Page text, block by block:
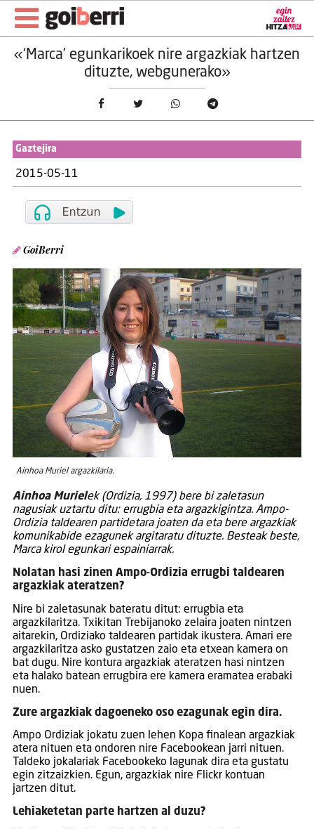
«‘Marca’ egunkarikoek nire argazkiak hartzen
dituzte, webgunerako»
Gaztejira
2015-05-11
GoiBerri
Ainhoa Muriel argazkilaria.
Ainhoa Murielek (Ordizia, 1997) bere bi zaletasun
nagusiak uztartu ditu: errugbia eta argazkigintza. Ampo-
Ordizia taldearen partidetara joaten da eta bere argazkiak
komunikabide ezagunek argitaratu dituzte. Besteak beste,
Marca kirol egunkari espainiarrak.
Nolatan hasi zinen Ampo-Ordizia errugbi taldearen
argazkiak ateratzen?
Nire bi zaletasunak bateratu ditut: errugbia eta
argazkilaritza. Txikitan Trebijanoko zelaira joaten nintzen
aitarekin, Ordiziako taldearen partidak ikustera. Amari ere
argazkilaritza asko gustatzen zaio eta etxean kamera on
bat dugu. Nire kontura argazkiak ateratzen hasi nintzen
eta halako batean errugbira ere kamera eramatea erabaki
nuen.
Zure argazkiak dagoeneko oso ezagunak egin dira.
Ampo Ordiziak jokatu zuen lehen Kopa finalean argazkiak
atera nituen eta ondoren nire Facebookean jarri nituen.
Taldeko jokalariak Facebookeko lagunak dira eta gustatu
egin zitzaizkien. Egun, argazkiak nire Flickr kontuan
jartzen ditut.
Lehiaketetan parte hartzen al duzu?